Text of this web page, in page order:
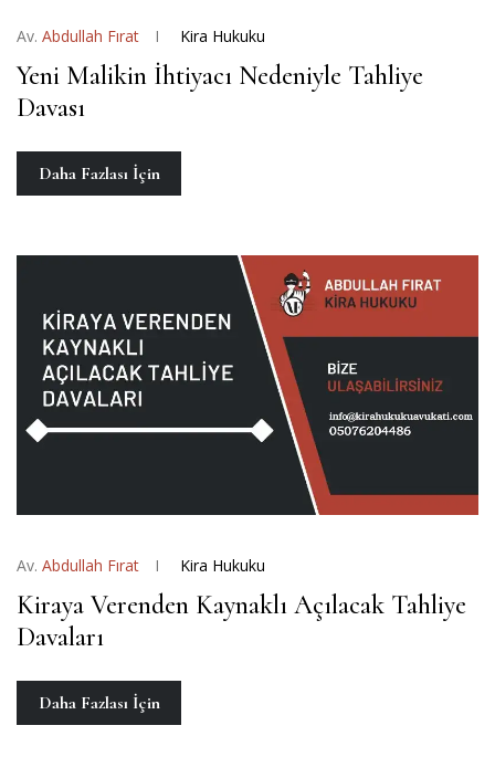
Av. Abdullah Fırat Kira Hukuku
Yeni Malikin İhtiyacı Nedeniyle Tahliye
Davası
Daha Fazlası İçin
Av. Abdullah Fırat Kira Hukuku
Kiraya Verenden Kaynaklı Açılacak Tahliye
Davaları
Daha Fazlası İçin